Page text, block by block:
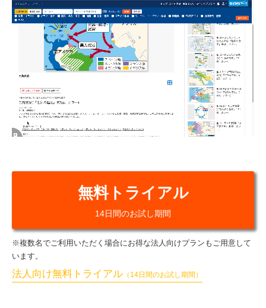
無料トライアル
14日間のお試し期間
※複数名でご利用いただく場合にお得な法人向けプランもご用意して
います。
法人向け無料トライアル （14日間のお試し期間）